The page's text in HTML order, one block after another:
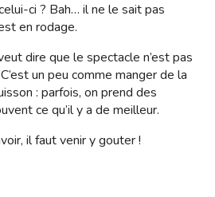
ci ? Bah… il ne le sait pas
en rodage.
dire que le spectacle n’est pas
un peu comme manger de la
: parfois, on prend des
ce qu’il y a de meilleur.
il faut venir y gouter !